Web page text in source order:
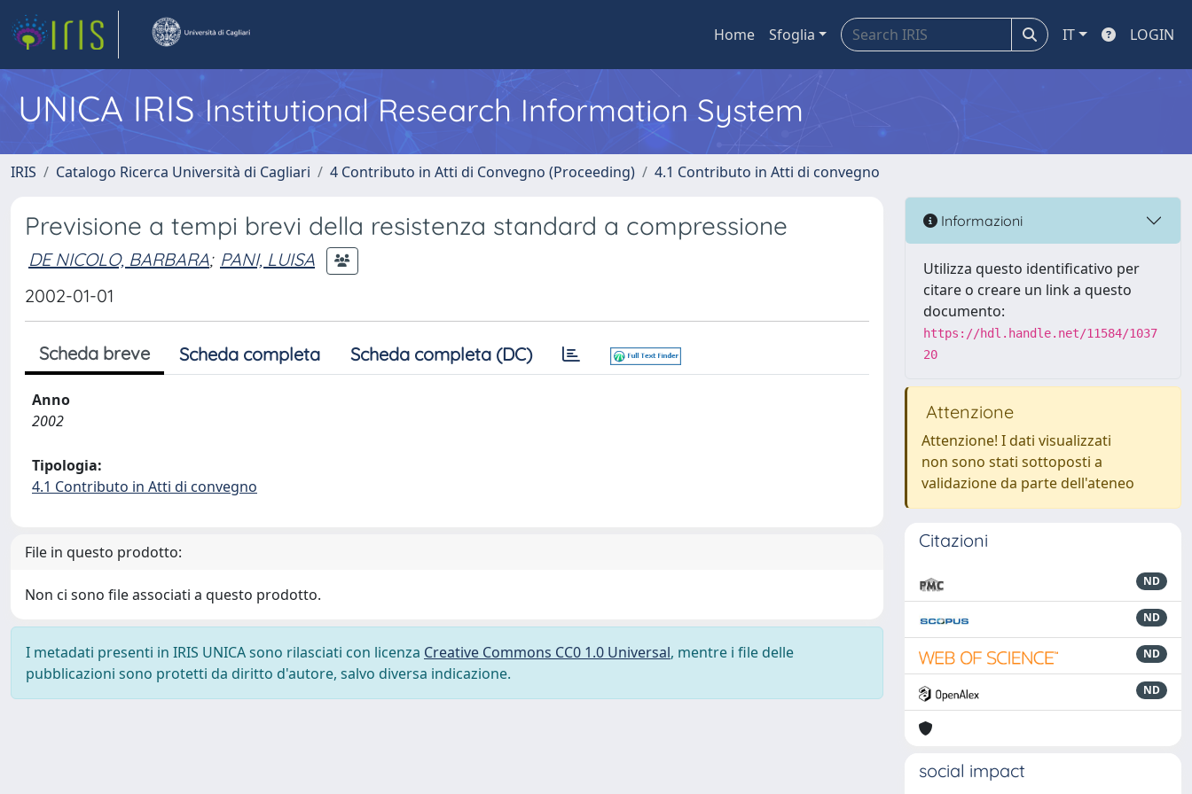
Home Sfoglia IT LOGIN
UNICA IRISInstitutional Research Information System
IRIS Catalogo Ricerca Università di Cagliari 4 Contributo in Atti di Convegno (Proceeding) 4.1 Contributo in Atti di convegno
Previsione a tempi brevi della resistenza standard a compressione
DE NICOLO, BARBARA; PANI, LUISA
2002-01-01
Scheda breve Scheda completa Scheda completa (DC)
Anno
2002
Tipologia:
4.1 Contributo in Atti di convegno
File in questo prodotto:
Non ci sono file associati a questo prodotto.
I metadati presenti in IRIS UNICA sono rilasciati con licenza Creative Commons CC0 1.0 Universal, mentre i file delle
pubblicazioni sono protetti da diritto d'autore, salvo diversa indicazione.
Informazioni
Utilizza questo identificativo per
citare o creare un link a questo
documento:
https://hdl.handle.net/11584/1037
20
Attenzione
Attenzione! I dati visualizzati
non sono stati sottoposti a
validazione da parte dell'ateneo
Citazioni
ND
ND
ND
ND
social impact